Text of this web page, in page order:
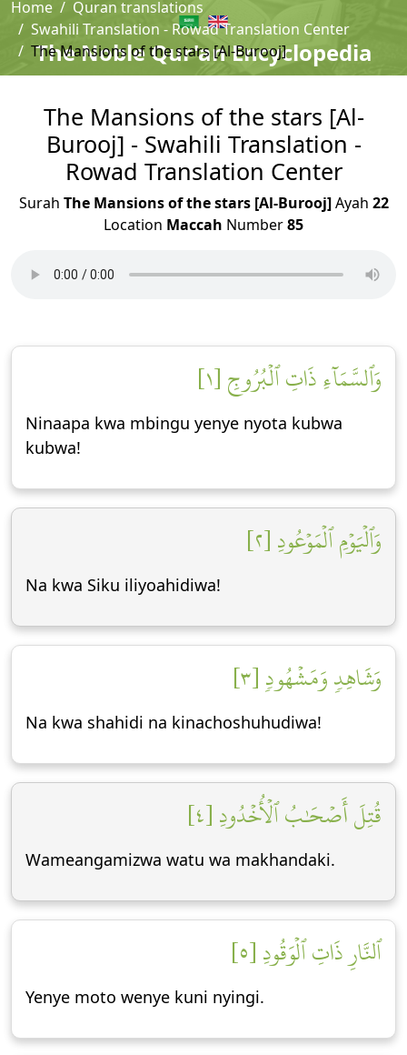
The Noble Qur'an Encyclopedia
Home
Quran translations
Swahili Translation - Rowad Translation Center
The Mansions of the stars [Al-Burooj]
The Mansions of the stars [Al-
Burooj] - Swahili Translation -
Rowad Translation Center
Surah The Mansions of the stars [Al-Burooj]Ayah 22
Location Maccah Number85
وَٱلسَّمَآءِ ذَاتِ ٱلۡبُرُوجِ [١]
Ninaapa kwa mbingu yenye nyota kubwa
kubwa!
وَٱلۡيَوۡمِ ٱلۡمَوۡعُودِ [٢]
Na kwa Siku iliyoahidiwa!
وَشَاهِدٖ وَمَشۡهُودٖ [٣]
Na kwa shahidi na kinachoshuhudiwa!
قُتِلَ أَصۡحَٰبُ ٱلۡأُخۡدُودِ [٤]
Wameangamizwa watu wa makhandaki.
ٱلنَّارِ ذَاتِ ٱلۡوَقُودِ [٥]
Yenye moto wenye kuni nyingi.